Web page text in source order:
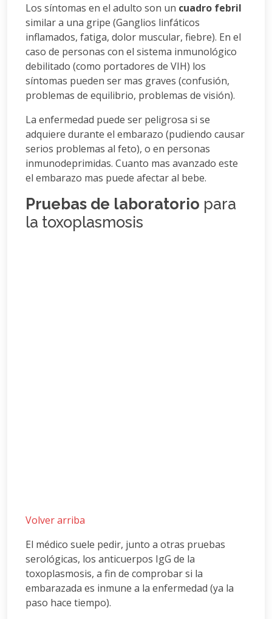
Los síntomas en el adulto son un cuadro febril
similar a una gripe (Ganglios linfáticos
inflamados, fatiga, dolor muscular, fiebre). En el
caso de personas con el sistema inmunológico
debilitado (como portadores de VIH) los
síntomas pueden ser mas graves (confusión,
problemas de equilibrio, problemas de visión).
La enfermedad puede ser peligrosa si se
adquiere durante el embarazo (pudiendo causar
serios problemas al feto), o en personas
inmunodeprimidas. Cuanto mas avanzado este
el embarazo mas puede afectar al bebe.
Pruebas de laboratorio para
la toxoplasmosis
Volver arriba
El médico suele pedir, junto a otras pruebas
serológicas, los anticuerpos IgG de la
toxoplasmosis, a fin de comprobar si la
embarazada es inmune a la enfermedad (ya la
paso hace tiempo).